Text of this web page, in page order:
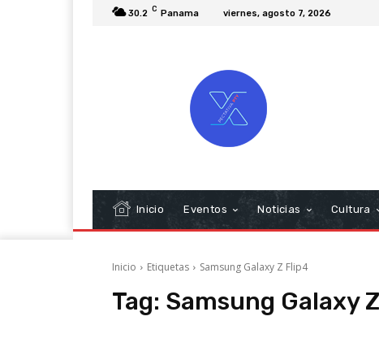
30.2 C Panama viernes, agosto 7, 2026
Inicio Eventos Noticias Cultura
Inicio Etiquetas Samsung Galaxy Z Flip4
Tag: Samsung Galaxy